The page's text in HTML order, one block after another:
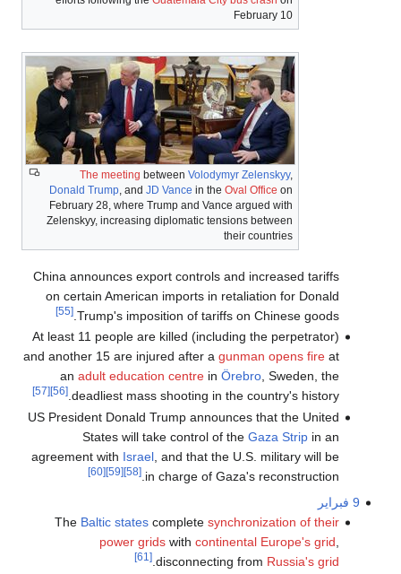
February 10
The meeting between Volodymyr Zelenskyy,
Donald Trump , and JD Vance in the Oval Office on
February 28, where Trump and Vance argued with
Zelenskyy, increasing diplomatic tensions between
their countries
China announces export controls and increased tariffs
on certain American imports in retaliation for Donald
Trump's imposition of tariffs on Chinese goods.
[55]
At least 11 people are killed (including the perpetrator)
and another 15 are injured after agunman opens fire at
anadult education centre inÖrebro, Sweden, the
deadliest mass shooting in the country's history.
[56]
[57]
US President Donald Trump announces that the United
States will take control of theGaza Strip in an
agreement with Israel , and that the U.S. military will be
in charge of Gaza's reconstruction.
[58]
[59]
[60]
9 فبراير
The Baltic states completesynchronization of their
power grids withcontinental Europe's grid
disconnecting from Russia's grid
.
[61]